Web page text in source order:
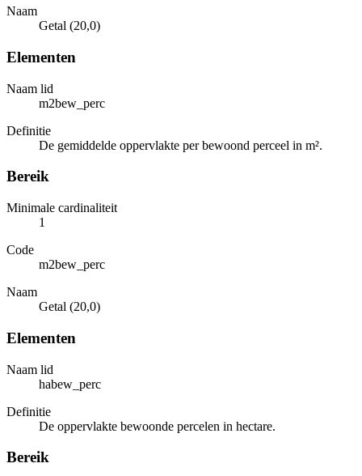
Naam
Getal (20,0)
Elementen
Naam lid
m2bew_perc
Definitie
De gemiddelde oppervlakte per bewoond perceel in m².
Bereik
Minimale cardinaliteit
1
Code
m2bew_perc
Naam
Getal (20,0)
Elementen
Naam lid
habew_perc
Definitie
De oppervlakte bewoonde percelen in hectare.
Bereik